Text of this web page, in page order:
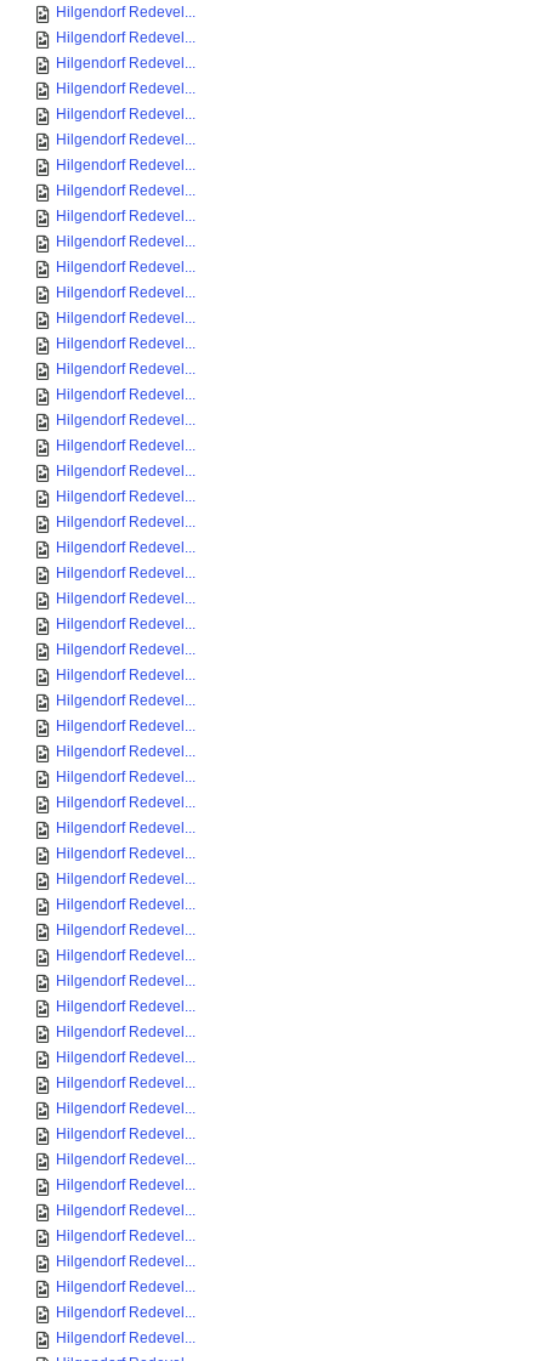
Hilgendorf Redevel...
Hilgendorf Redevel...
Hilgendorf Redevel...
Hilgendorf Redevel...
Hilgendorf Redevel...
Hilgendorf Redevel...
Hilgendorf Redevel...
Hilgendorf Redevel...
Hilgendorf Redevel...
Hilgendorf Redevel...
Hilgendorf Redevel...
Hilgendorf Redevel...
Hilgendorf Redevel...
Hilgendorf Redevel...
Hilgendorf Redevel...
Hilgendorf Redevel...
Hilgendorf Redevel...
Hilgendorf Redevel...
Hilgendorf Redevel...
Hilgendorf Redevel...
Hilgendorf Redevel...
Hilgendorf Redevel...
Hilgendorf Redevel...
Hilgendorf Redevel...
Hilgendorf Redevel...
Hilgendorf Redevel...
Hilgendorf Redevel...
Hilgendorf Redevel...
Hilgendorf Redevel...
Hilgendorf Redevel...
Hilgendorf Redevel...
Hilgendorf Redevel...
Hilgendorf Redevel...
Hilgendorf Redevel...
Hilgendorf Redevel...
Hilgendorf Redevel...
Hilgendorf Redevel...
Hilgendorf Redevel...
Hilgendorf Redevel...
Hilgendorf Redevel...
Hilgendorf Redevel...
Hilgendorf Redevel...
Hilgendorf Redevel...
Hilgendorf Redevel...
Hilgendorf Redevel...
Hilgendorf Redevel...
Hilgendorf Redevel...
Hilgendorf Redevel...
Hilgendorf Redevel...
Hilgendorf Redevel...
Hilgendorf Redevel...
Hilgendorf Redevel...
Hilgendorf Redevel...